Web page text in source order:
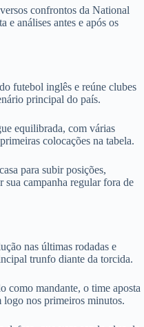
confrontos da National
e análises antes e após os
futebol inglês e reúne clubes
principal do país.
equilibrada, com várias
colocações na tabela.
para subir posições,
sua campanha regular fora de
nas últimas rodadas e
trunfo diante da torcida.
como mandante, o time aposta
logo nos primeiros minutos.